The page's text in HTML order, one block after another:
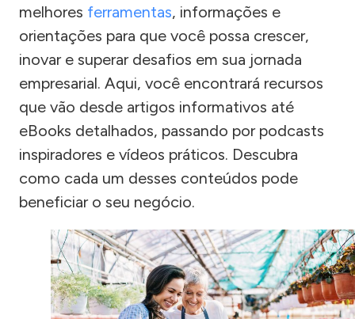
melhores ferramentas, informações e
orientações para que você possa crescer,
inovar e superar desafios em sua jornada
empresarial. Aqui, você encontrará recursos
que vão desde artigos informativos até
eBooks detalhados, passando por podcasts
inspiradores e vídeos práticos. Descubra
como cada um desses conteúdos pode
beneficiar o seu negócio.